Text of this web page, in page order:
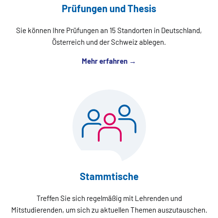
Prüfungen und Thesis
Sie können Ihre Prüfungen an 15 Standorten in Deutschland,
Österreich und der Schweiz ablegen.
Mehr erfahren →
Stammtische
Treffen Sie sich regelmäßig mit Lehrenden und
Mitstudierenden, um sich zu aktuellen Themen auszutauschen.